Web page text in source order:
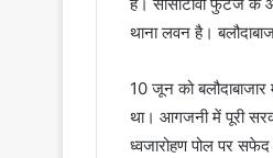
थाना लवन है।
10 जून को
था। आगजनी में पूरी
ध्वजारोहण पोल पर सफेद